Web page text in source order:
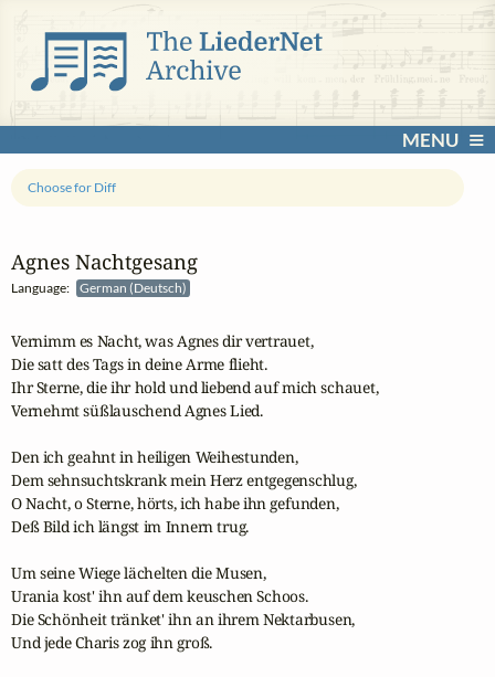
MENU
Agnes Nachtgesang
Language: German (Deutsch)
Choose for Diff
Vernimm es Nacht, was Agnes dir vertrauet,
Die satt des Tags in deine Arme flieht.
Ihr Sterne, die ihr hold und liebend auf mich schauet,
Vernehmt süßlauschend Agnes Lied.
Den ich geahnt in heiligen Weihestunden,
Dem sehnsuchtskrank mein Herz entgegenschlug,
O Nacht, o Sterne, hörts, ich habe ihn gefunden,
Deß Bild ich längst im Innern trug.
Um seine Wiege lächelten die Musen,
Urania kost' ihn auf dem keuschen Schoos.
Die Schönheit tränket' ihn an ihrem Nektarbusen,
Und jede Charis zog ihn groß.